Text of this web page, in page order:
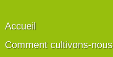
Accueil
Comment cultivons-nous